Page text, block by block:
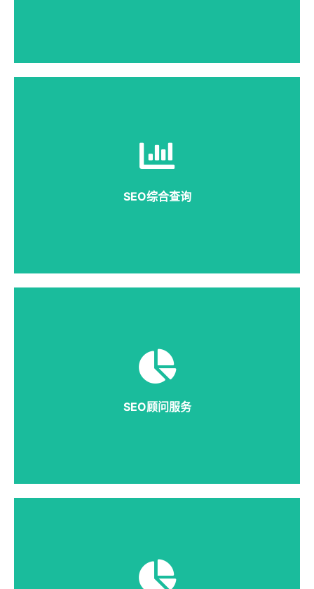
SEO综合查询
一些企业并非需要高额的SEO排名，只要了解自己网站
和行业的具体推广信息，就能完成优化排名，知云网提
供全面系统的高级SEO综合查询。
详细说明
SEO顾问服务
提供一种SEO优化具体工作的顾问式服务，包含指导宜
昌企业开展行业分析、网站诊断、网站微调、关键词研
究、流量导入、数据监控等工作。​
详细说明
宜昌企业把所有的SEO优化工作内容整站外包给我们，
包含行业分析、网站诊断、网站微调、关键词研究、流